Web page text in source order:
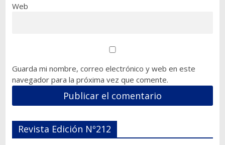
Web
Guarda mi nombre, correo electrónico y web en este
navegador para la próxima vez que comente.
Revista Edición Nº212